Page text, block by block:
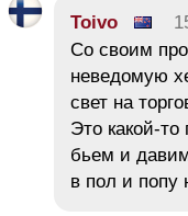
Toivo
Со своим
неведомую
свет на
Это какой-то
бьем и
в пол и попу